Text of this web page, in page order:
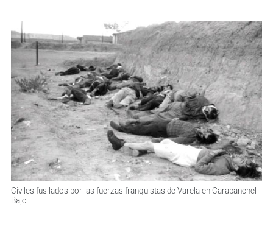
Civiles fusilados por las fuerzas franquistas de Varela en Carabanchel
Bajo.